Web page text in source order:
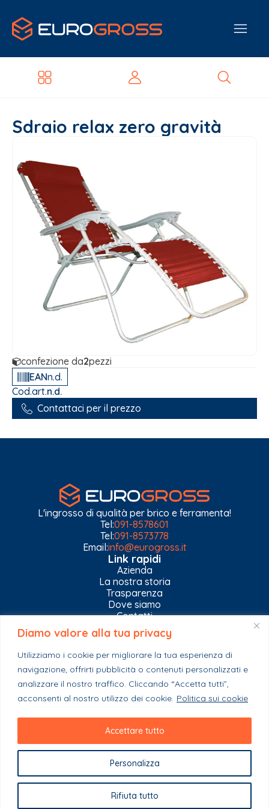
Diamo valore alla tua privacy
Utilizziamo i cookie per migliorare la tua esperienza di
navigazione, offrirti pubblicità o contenuti personalizzati e
analizzare il nostro traffico. Cliccando “Accetta tutti”,
acconsenti al nostro utilizzo dei cookie. Politica sui cookie
Personalizza
Rifiuta tutto
Accettare tutto
Sdraio relax zero gravità
confezione da2pezzi
EANn.d.
Cod.art.n.d.
Contattaci per il prezzo
L'ingrosso di qualità per brico e ferramenta!
Tel:091-8578601
Tel:091-8573778
Email:info@eurogross.it
Link rapidi
Azienda
La nostra storia
Trasparenza
Dove siamo
Contatti
Privacy Policy
Gestisci impostazioni Cookies
Esplora il catalogo
Casa
Ferramenta & Co.
Giardino e agricoltura
Stagionali
Copyright 2023 - EuroGross Srl - P. IVA: 03999590825
Powered By Webplease